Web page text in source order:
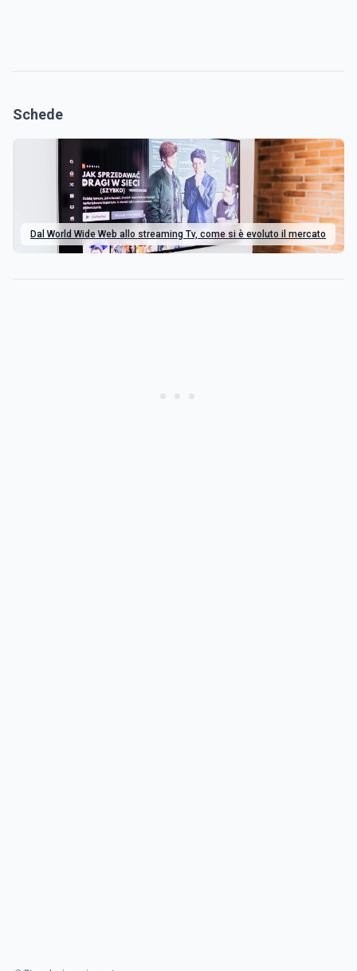
Schede
Dal World Wide Web allo streaming Tv, come si è evoluto il mercato